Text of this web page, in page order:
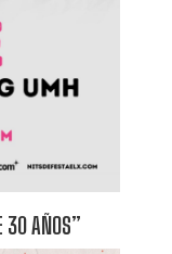
30 AÑOS”